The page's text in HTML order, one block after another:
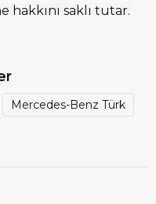
saklı tutar.
Mercedes-Benz Türk